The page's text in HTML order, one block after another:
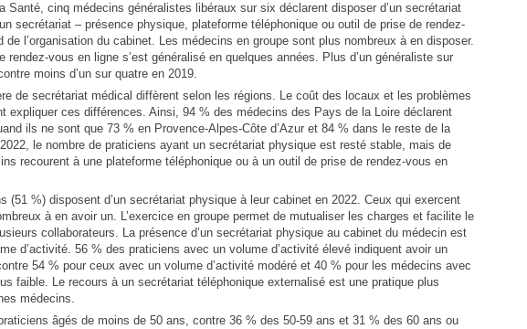
Santé, cinq médecins généralistes libéraux sur six déclarent disposer d’un secrétariat
secrétariat – présence physique, plateforme téléphonique ou outil de prise de rendez-
de l’organisation du cabinet. Les médecins en groupe sont plus nombreux à en disposer.
rendez-vous en ligne s’est généralisé en quelques années. Plus d’un généraliste sur
moins d’un sur quatre en 2019.
de secrétariat médical diffèrent selon les régions. Le coût des locaux et les problèmes
expliquer ces différences. Ainsi, 94 % des médecins des Pays de la Loire déclarent
ils ne sont que 73 % en Provence-Alpes-Côte d’Azur et 84 % dans le reste de la
le nombre de praticiens ayant un secrétariat physique est resté stable, mais de
recourent à une plateforme téléphonique ou à un outil de prise de rendez-vous en
(51 %) disposent d’un secrétariat physique à leur cabinet en 2022. Ceux qui exercent
à en avoir un. L’exercice en groupe permet de mutualiser les charges et facilite le
collaborateurs. La présence d’un secrétariat physique au cabinet du médecin est
d’activité. 56 % des praticiens avec un volume d’activité élevé indiquent avoir un
54 % pour ceux avec un volume d’activité modéré et 40 % pour les médecins avec
faible. Le recours à un secrétariat téléphonique externalisé est une pratique plus
médecins.
âgés de moins de 50 ans, contre 36 % des 50-59 ans et 31 % des 60 ans ou